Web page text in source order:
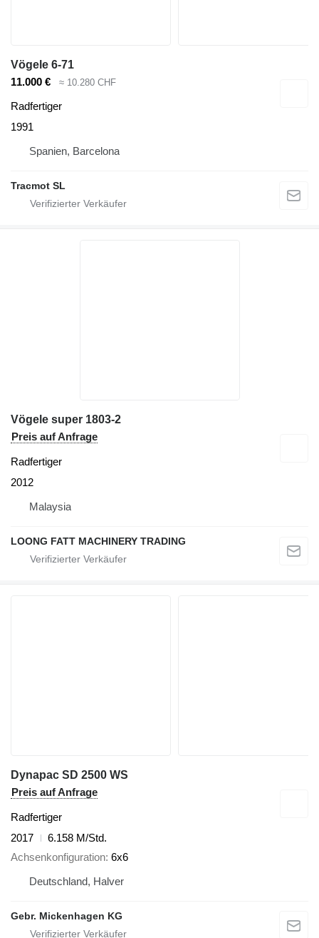
Vögele 6-71
11.000 €
≈ 10.280 CHF
Radfertiger
1991
Spanien, Barcelona
Tracmot SL
Vögele super 1803-2
Preis auf Anfrage
Radfertiger
2012
Malaysia
LOONG FATT MACHINERY TRADING
Dynapac SD 2500 WS
Preis auf Anfrage
Radfertiger
2017
6.158 M/Std.
Achsenkonfiguration 6x6
Deutschland, Halver
Gebr. Mickenhagen KG